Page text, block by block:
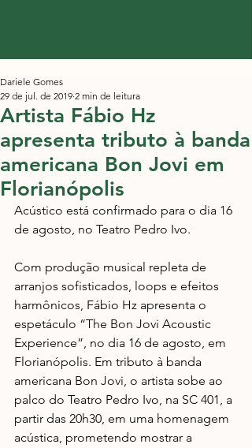
Artista Fábio Hz
apresenta tributo à banda
americana Bon Jovi em
Florianópolis
Dariele Gomes
29 de jul. de 2019 2 min de leitura
Acústico está confirmado para o dia 16
de agosto, no Teatro Pedro Ivo.
Com produção musical repleta de
arranjos sofisticados, loops e efeitos
harmônicos, Fábio Hz apresenta o
espetáculo “The Bon Jovi Acoustic
Experience”, no dia 16 de agosto, em
Florianópolis. Em tributo à banda
americana Bon Jovi, o artista sobe ao
palco do Teatro Pedro Ivo, na SC 401, a
partir das 20h30, em uma homenagem
acústica, prometendo mostrar a